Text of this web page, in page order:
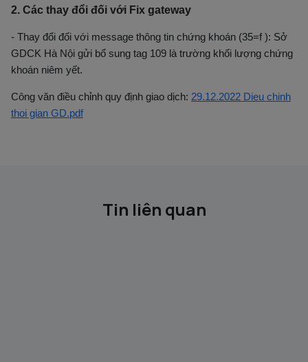
2. Các thay đổi đối với Fix gateway
- Thay đổi đối với message thông tin chứng khoán (35=f ): Sở
GDCK Hà Nội gửi bổ sung tag 109 là trường khối lượng chứng
khoán niêm yết.
Công văn điều chỉnh quy định giao dịch: 29.12.2022 Dieu chinh
thoi gian GD.pdf
Tin liên quan